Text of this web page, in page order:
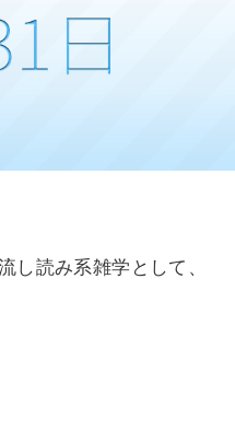
し読み系雑学として、